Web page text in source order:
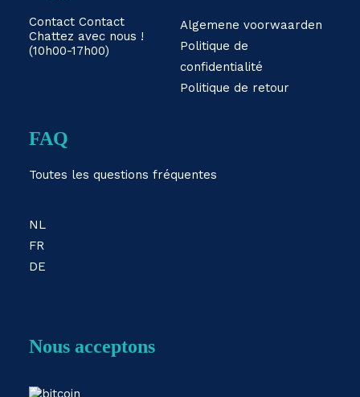
Contact Contact
Chattez avec nous !
(10h00-17h00)
Algemene voorwaarden
Politique de
confidentialité
Politique de retour
FAQ
Toutes les questions fréquentes
NL
FR
DE
Nous acceptons